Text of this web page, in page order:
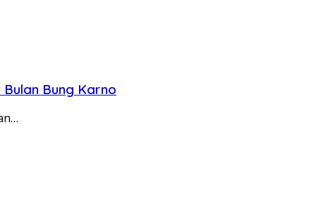
Bung Karno